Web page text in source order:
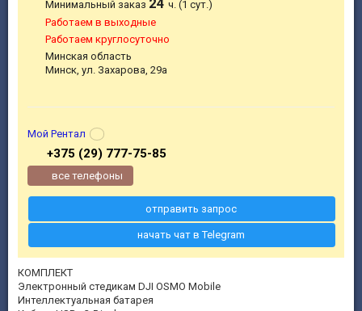
КОМПЛЕКТ
Электронный стедикам DJI OSMO Mobile
Интеллектуальная батарея
Минимальный заказ
ч. (1 сут.)
Работаем в выходные
Работаем круглосуточно
Минская область
Минск, ул. Захарова, 29а
Мой Рентал
+375 (29) 777-75-85
все телефоны
отправить запрос
начать чат в Telegram